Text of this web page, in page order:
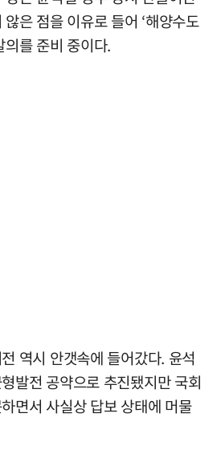
은 점을 이유로 들어 ‘해양수도
의를 준비 중이다.
역시 안갯속에 들어갔다. 윤석
발전 공약으로 추진됐지만 국회
면서 사실상 답보 상태에 머물